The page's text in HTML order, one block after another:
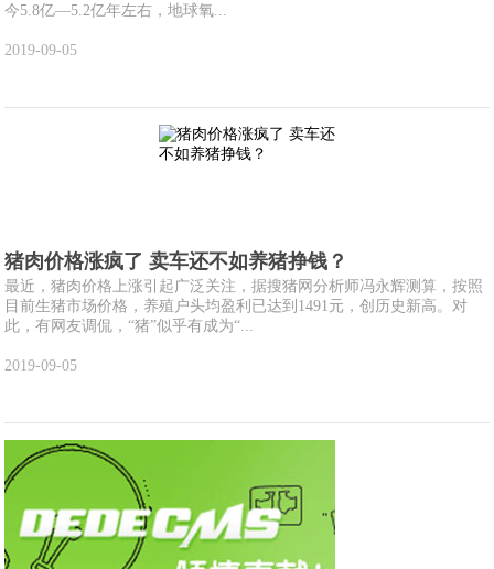
今5.8亿—5.2亿年左右，地球氧...
2019-09-05
猪肉价格涨疯了 卖车还不如养猪挣钱？
最近，猪肉价格上涨引起广泛关注，据搜猪网分析师冯永辉测算，按照
目前生猪市场价格，养殖户头均盈利已达到1491元，创历史新高。对
此，有网友调侃，“猪”似乎有成为“...
2019-09-05